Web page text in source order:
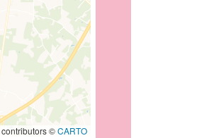
contributors ©CARTO